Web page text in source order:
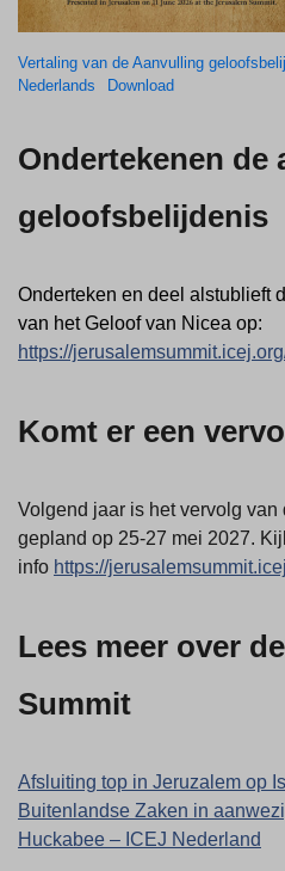
Vertaling van de Aanvulling
Nederlands
Download
Ondertekenen de
geloofsbelijdenis
Onderteken en deel alstublieft
van het Geloof van Nicea op:
https://
Komt er een
Volgend jaar is het vervolg
gepland op 25-27 mei 2027.
info https://
Lees meer over
Summit
Afsluiting top in Jeruzalem op
Buitenlandse Zaken in
Huckabee – ICEJ Nederland